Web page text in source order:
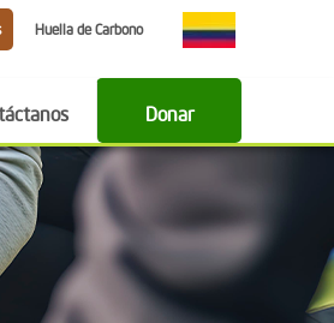
Huella de Carbono
Donar